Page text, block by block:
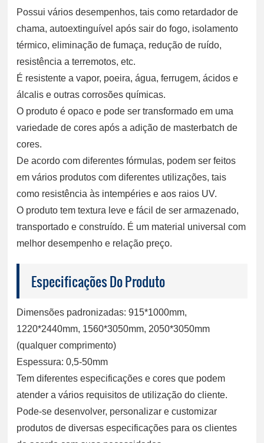
Possui vários desempenhos, tais como retardador de
chama, autoextinguível após sair do fogo, isolamento
térmico, eliminação de fumaça, redução de ruído,
resistência a terremotos, etc.
É resistente a vapor, poeira, água, ferrugem, ácidos e
álcalis e outras corrosões químicas.
O produto é opaco e pode ser transformado em uma
variedade de cores após a adição de masterbatch de
cores.
De acordo com diferentes fórmulas, podem ser feitos
em vários produtos com diferentes utilizações, tais
como resistência às intempéries e aos raios UV.
O produto tem textura leve e fácil de ser armazenado,
transportado e construído. É um material universal com
melhor desempenho e relação preço.
Especificações Do Produto
Dimensões padronizadas: 915*1000mm,
1220*2440mm, 1560*3050mm, 2050*3050mm
(qualquer comprimento)
Espessura: 0,5-50mm
Tem diferentes especificações e cores que podem
atender a vários requisitos de utilização do cliente.
Pode-se desenvolver, personalizar e customizar
produtos de diversas especificações para os clientes